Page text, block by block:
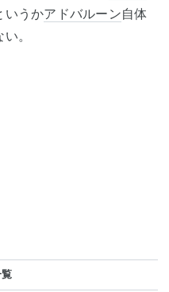
いうかアドバルーン自体
。